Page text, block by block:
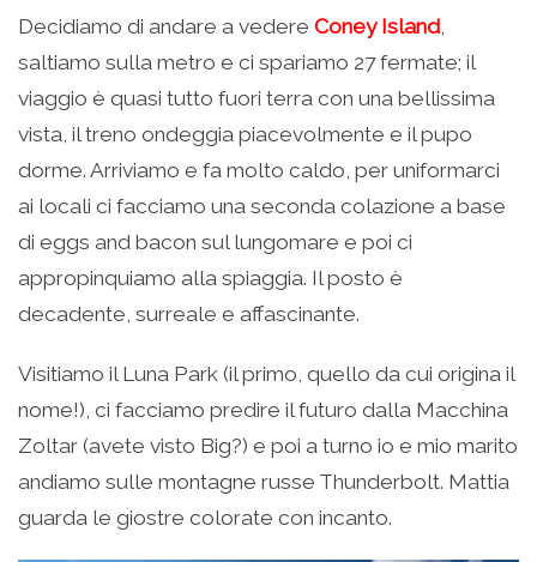
Decidiamo di andare a vedere Coney Island,
saltiamo sulla metro e ci spariamo 27 fermate; il
viaggio è quasi tutto fuori terra con una bellissima
vista, il treno ondeggia piacevolmente e il pupo
dorme. Arriviamo e fa molto caldo, per uniformarci
ai locali ci facciamo una seconda colazione a base
di eggs and bacon sul lungomare e poi ci
appropinquiamo alla spiaggia. Il posto è
decadente, surreale e affascinante.
Visitiamo il Luna Park (il primo, quello da cui origina il
nome!), ci facciamo predire il futuro dalla Macchina
Zoltar (avete visto Big?) e poi a turno io e mio marito
andiamo sulle montagne russe Thunderbolt. Mattia
guarda le giostre colorate con incanto.